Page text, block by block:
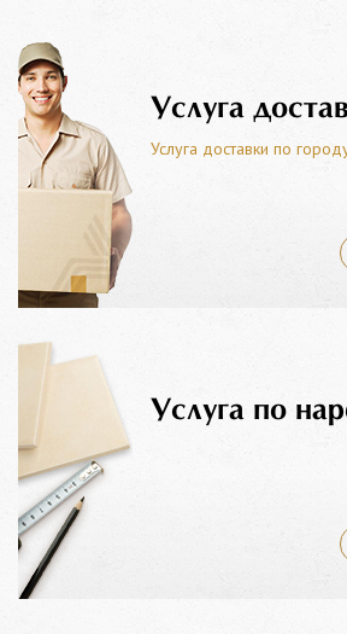
Услуга
Услуга доставки по
Услуга по